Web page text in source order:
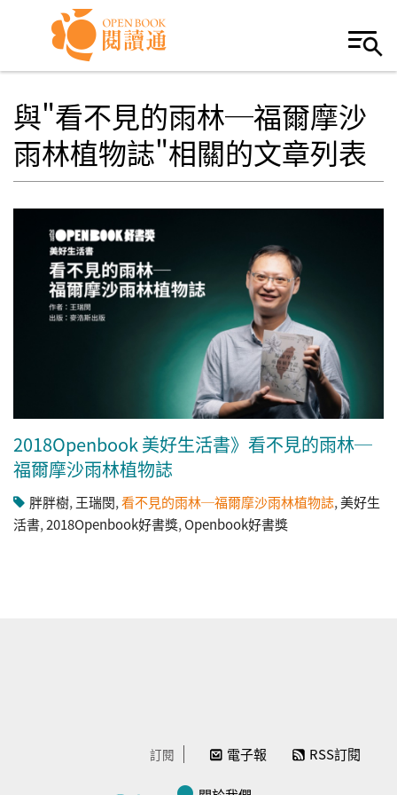
Skip to navigation
移至主內容
與"看不見的雨林─福爾摩沙
雨林植物誌"相關的文章列表
2018Openbook 美好生活書》看不見的雨林─
福爾摩沙雨林植物誌
胖胖樹, 王瑞閔,看不見的雨林─福爾摩沙雨林植物誌,美好生
活書,2018Openbook好書獎, Openbook好書獎
訂閱 電子報 RSS訂閱